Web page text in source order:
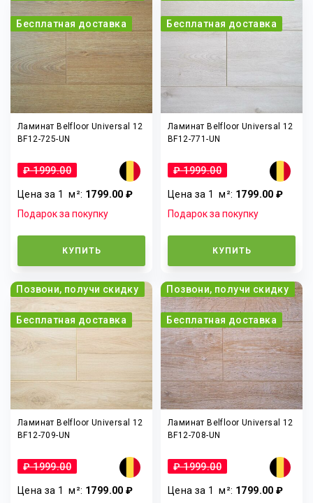
Бесплатная доставка
Ламинат Belfloor Universal 12
BF12-725-UN
₽ 1999.00
Цена за 1м²: 1799.00 ₽
Подарок за покупку
КУПИТЬ
Бесплатная доставка
Ламинат Belfloor Universal 12
BF12-771-UN
₽ 1999.00
Цена за 1м²: 1799.00 ₽
Подарок за покупку
КУПИТЬ
Позвони, получи скидку
Бесплатная доставка
Ламинат Belfloor Universal 12
BF12-709-UN
₽ 1999.00
Цена за 1м²: 1799.00 ₽
Позвони, получи скидку
Бесплатная доставка
Ламинат Belfloor Universal 12
BF12-708-UN
₽ 1999.00
Цена за 1м²: 1799.00 ₽